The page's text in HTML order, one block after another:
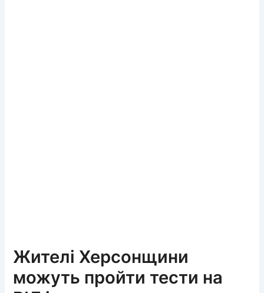
Жителі Херсонщини
можуть пройти тести на